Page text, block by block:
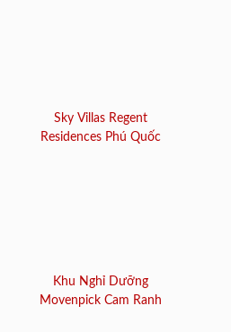
Sky Villas Regent
Residences Phú Quốc
Khu Nghỉ Dưỡng
Movenpick Cam Ranh